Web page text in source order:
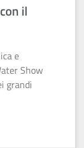
il
e
Show
grandi